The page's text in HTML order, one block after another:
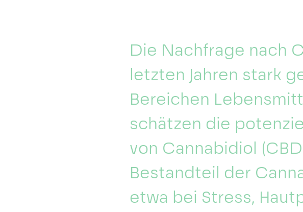
Die Nachfrage nach
letzten Jahren stark
Bereichen
schätzen die
von Cannabidiol
Bestandteil der
etwa bei Stress,